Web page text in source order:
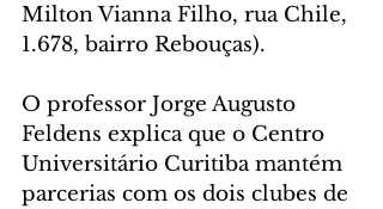
Milton Vianna Filho, rua Chile,
1.678, bairro Rebouças).
O professor Jorge Augusto
Feldens explica que o Centro
Universitário Curitiba mantém
parcerias com os dois clubes de